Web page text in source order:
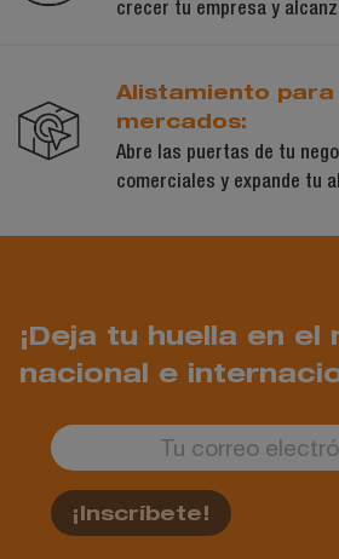
crecer tu empresa y
Alistamiento
mercados:
Abre las puertas de tu
comerciales y expande tu
¡Deja tu huella en el
nacional e
¡Inscríbete!